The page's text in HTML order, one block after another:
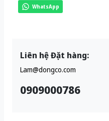
WhatsApp
Liên hệ Đặt hàng:
Lam@dongco.com
0909000786